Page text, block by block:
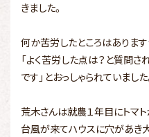
きました。
何か苦労したところはありま
「よく苦労した点は？と質問
です」とおっしゃられていました
荒木さんは就農１年目にトマ
台風が来てハウスに穴があき